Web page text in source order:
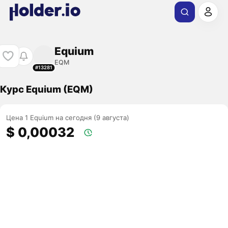
#13281
Equium
EQM
Курс Equium (EQM)
Цена 1 Equium на сегодня (9 августа)
$ 0,00032